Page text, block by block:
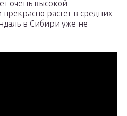
очень высокой
растет в средних
в Сибири уже не